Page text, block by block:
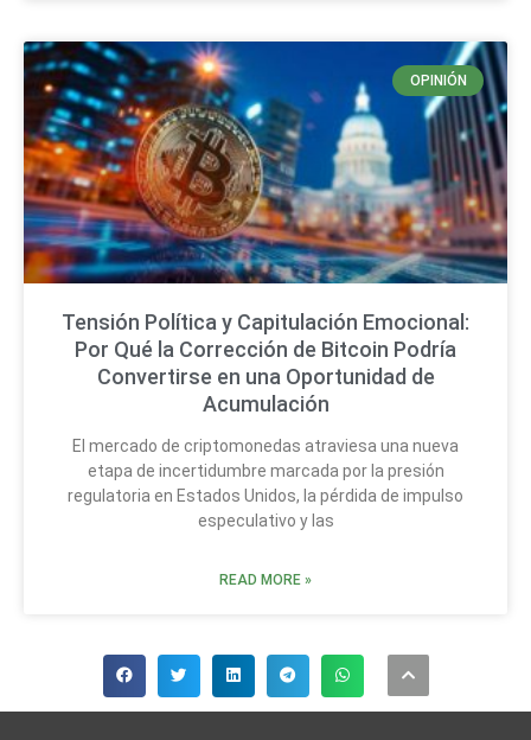
OPINIÓN
Tensión Política y Capitulación Emocional:
Por Qué la Corrección de Bitcoin Podría
Convertirse en una Oportunidad de
Acumulación
El mercado de criptomonedas atraviesa una nueva
etapa de incertidumbre marcada por la presión
regulatoria en Estados Unidos, la pérdida de impulso
especulativo y las
READ MORE »